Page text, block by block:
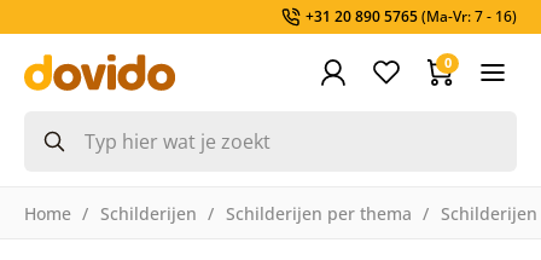
+31 20 890 5765(Ma-Vr: 7 - 16)
0
Home Schilderijen Schilderijen per thema